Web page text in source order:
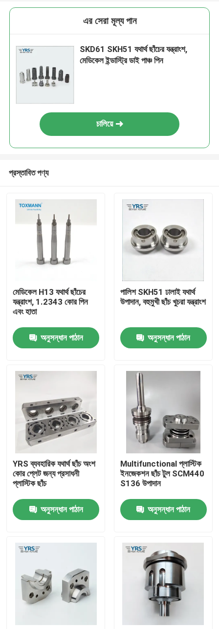
বাড়ি
পণ্য
আমাদের সম্পর্কে
কারখানা ভ্রমণ
মান নিয়ন্ত্রণ
যোগাযোগ করুন
নির্ভুলতা মেশিন অংশ
সিএনসি মেশিনযুক্ত অংশ
এর সেরা মূল্য পান
SKD61 SKH51 যথার্থ ছাঁচের যন্ত্রাংশ,
মেডিকেল ইন্ডাস্ট্রি ডাই পাঞ্চ পিন
চালিয়ে
প্রস্তাবিত পণ্য
মেডিকেল H13 যথার্থ ছাঁচের
যন্ত্রাংশ, 1.2343 কোর পিন
এবং হাতা
অনুসন্ধান পাঠান
পালিশ SKH51 ঢালাই যথার্থ
উপাদান, বহুমুখী ছাঁচ খুচরা যন্ত্রাংশ
অনুসন্ধান পাঠান
YRS ব্যবহারিক যথার্থ ছাঁচ অংশ
কোর প্লেট জন্য প্রসাধনী
প্লাস্টিক ছাঁচ
অনুসন্ধান পাঠান
Multifunctional প্লাস্টিক
ইনজেকশন ছাঁচ টুল SCM440
S136 উপাদান
অনুসন্ধান পাঠান